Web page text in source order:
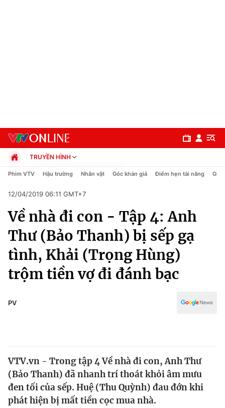
Chuyên mục
Chính trị
Xã hội
Tin tức
Thế giới đó đây
Kinh tế
Tài chính
Dữ liệu và đời sống
TRUYỀN HÌNH
Chính trị
Pháp luật
Kinh tế
Thể thao
Truyền hình
Văn hóa - Giải trí
Y tế
Đời sống
Phim VTV Hậu trường Nhân vật Góc khán giả Điểm hẹn tài năng Giải
12/04/2019 06:11 GMT+7
Về nhà đi con - Tập 4: Anh
Thư (Bảo Thanh) bị sếp gạ
tình, Khải (Trọng Hùng)
trộm tiền vợ đi đánh bạc
PV
VTV.vn - Trong tập 4 Về nhà đi con, Anh Thư
(Bảo Thanh) đã nhanh trí thoát khỏi âm mưu
đen tối của sếp. Huệ (Thu Quỳnh) đau đớn khi
phát hiện bị mất tiền cọc mua nhà.